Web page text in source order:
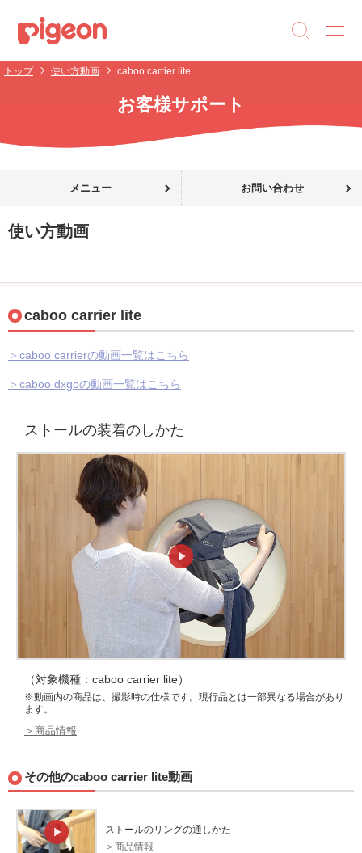
トップ 使い方動画 caboo carrier lite
お客様サポート
メニュー お問い合わせ
使い方動画
caboo carrier lite
＞caboo carrierの動画一覧はこちら
＞caboo dxgoの動画一覧はこちら
ストールの装着のしかた
（対象機種：caboo carrier lite）
※動画内の商品は、撮影時の仕様です。現行品とは一部異なる場合があり
ます。
＞商品情報
その他のcaboo carrier lite動画
ストールのリングの通しかた
＞商品情報